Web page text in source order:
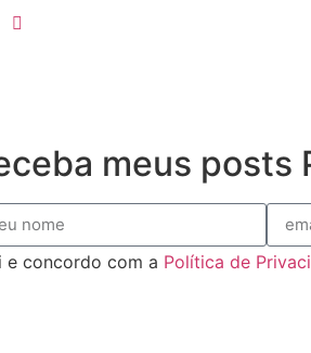
meus posts
e concordo com a Política de